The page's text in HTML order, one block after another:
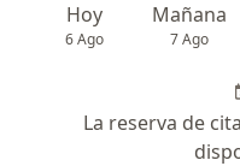
Hoy
6 Ago
Mañana
7 Ago
La reserva de